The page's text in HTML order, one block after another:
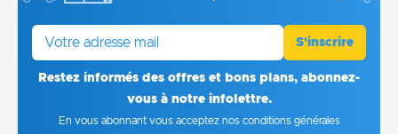
E-mail
S'inscrire
Restez informés des offres et bons plans, abonnez-
vous à notre infolettre.
En vous abonnant vous acceptez nos conditions générales